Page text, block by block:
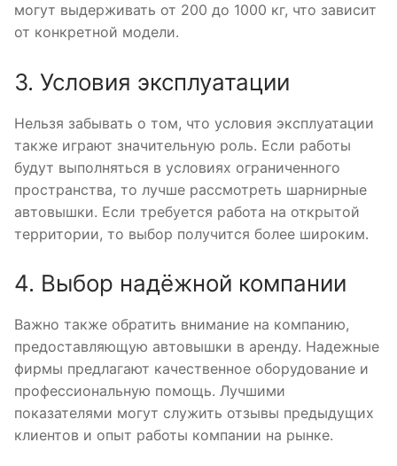
могут выдерживать от 200 до 1000 кг, что зависит
от конкретной модели.
3. Условия эксплуатации
Нельзя забывать о том, что условия эксплуатации
также играют значительную роль. Если работы
будут выполняться в условиях ограниченного
пространства, то лучше рассмотреть шарнирные
автовышки. Если требуется работа на открытой
территории, то выбор получится более широким.
4. Выбор надёжной компании
Важно также обратить внимание на компанию,
предоставляющую автовышки в аренду. Надежные
фирмы предлагают качественное оборудование и
профессиональную помощь. Лучшими
показателями могут служить отзывы предыдущих
клиентов и опыт работы компании на рынке.